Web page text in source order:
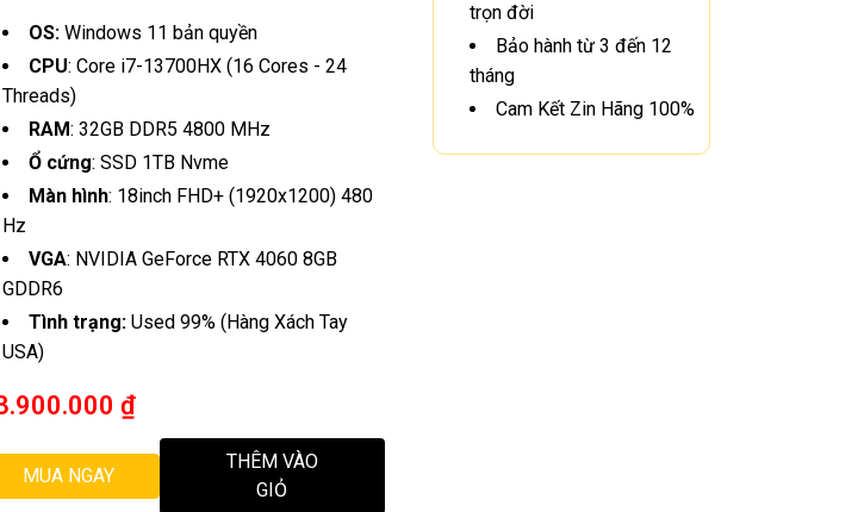
OS: Windows 11 bản quyền
CPU: Core i7-13700HX (16 Cores - 24
Threads)
RAM: 32GB DDR5 4800 MHz
Ổ cứng: SSD 1TB Nvme
Màn hình: 18inch FHD+ (1920x1200) 480
Hz
VGA: NVIDIA GeForce RTX 4060 8GB
GDDR6
Tình trạng: Used 99% (Hàng Xách Tay
USA)
₫
MUA NGAY
THÊM VÀO
GIỎ
trọn đời
Bảo hành từ 3 đến 12
tháng
Cam Kết Zin Hãng 100%